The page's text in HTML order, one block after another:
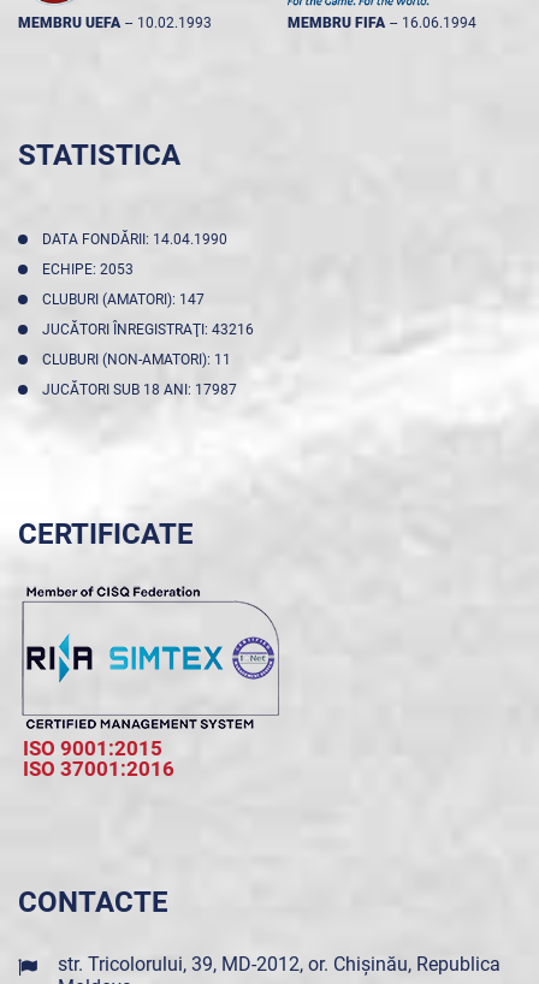
MEMBRU UEFA -- 10.02.1993 MEMBRU FIFA -- 16.06.1994
STATISTICA
DATA FONDĂRII: 14.04.1990
ECHIPE: 2053
CLUBURI (AMATORI): 147
JUCĂTORI ÎNREGISTRAŢI: 43216
CLUBURI (NON-AMATORI): 11
JUCĂTORI SUB 18 ANI: 17987
CERTIFICATE
ISO 9001:2015
ISO 37001:2016
CONTACTE
str. Tricolorului, 39, MD-2012, or. Chișinău, Republica